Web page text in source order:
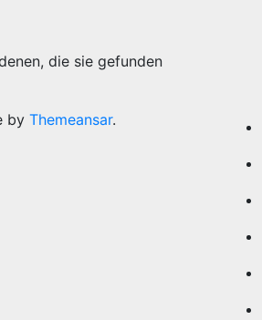
die sie gefunden
by Themeansar.